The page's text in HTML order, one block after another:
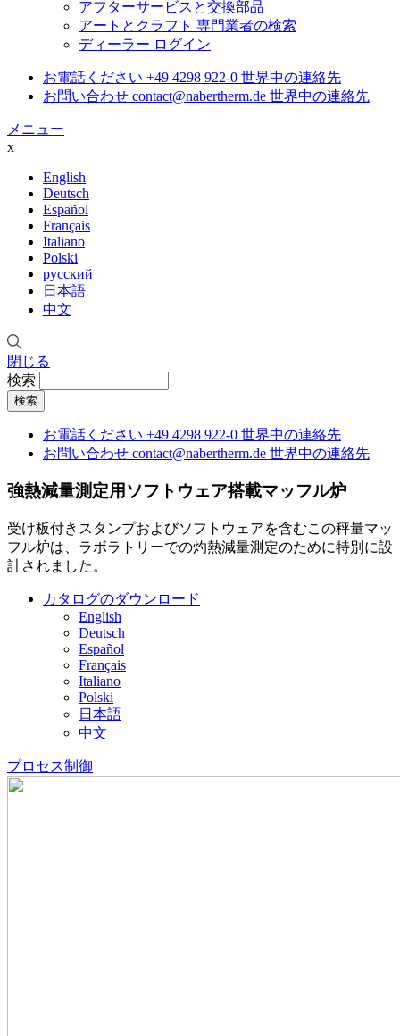
アフターサービスと交換部品
アートとクラフト 専門業者の検索
ディーラー ログイン
お電話ください +49 4298 922-0 世界中の連絡先
お問い合わせ contact@nabertherm.de 世界中の連絡先
メニュー
x
English
Deutsch
Español
Français
Italiano
Polski
русский
日本語
中文
閉じる
検索
お電話ください +49 4298 922-0 世界中の連絡先
お問い合わせ contact@nabertherm.de 世界中の連絡先
強熱減量測定用ソフトウェア搭載マッフル炉
受け板付きスタンプおよびソフトウェアを含むこの秤量マッ
フル炉は、ラボラトリーでの灼熱減量測定のために特別に設
計されました。
カタログのダウンロード
English
Deutsch
Español
Français
Italiano
Polski
日本語
中文
プロセス制御